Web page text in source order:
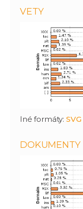
VETY
Iné formáty:SVG
DOKUMENTY